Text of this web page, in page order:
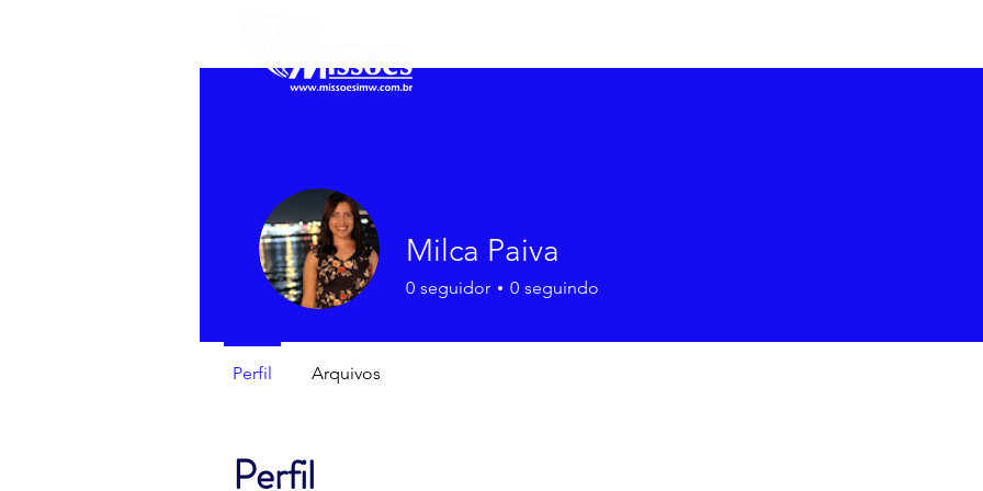
Perfil
Milca Paiva
0 seguidor 0 seguindo
Perfil Arquivos